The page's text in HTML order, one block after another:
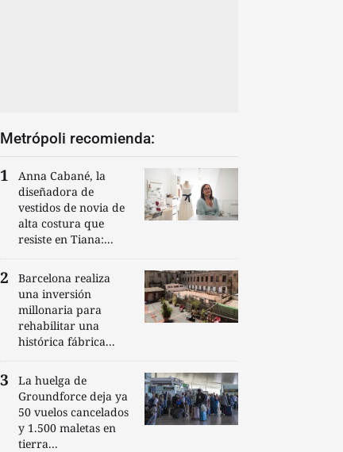
Metrópoli recomienda:
Anna Cabané, la
diseñadora de
vestidos de novia de
alta costura que
resiste en Tiana:...
Barcelona realiza
una inversión
millonaria para
rehabilitar una
histórica fábrica...
La huelga de
Groundforce deja ya
50 vuelos cancelados
y 1.500 maletas en
tierra...